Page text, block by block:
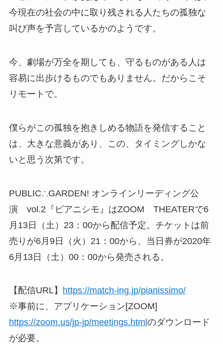
今現在の社会の中に取り残される人たちの孤独な
叫び声を予言しているかのようです。
今、劇場が万全を期しても、守るものがある人は
容易に出歩けるものでもありません。だからこそ
リモートで。
僕らがこの孤独を抱きしめる物語を発信すること
は、大きな意義があり、この、タイミングしかな
いと思う次第です。
PUBLIC∴GARDEN! オンラインリーディング公
演 vol.2『ピアニシモ』はZOOM THEATERで6
月13日（土）23：00から配信予定。チケットは前
売りが6月9日（火）21：00から、当日券が2020年
6月13日（土）00：00から発売される。
【配信URL】
https://match-ing.jp/pianissimo/
※事前に、アプリケーション[ZOOM]
https://zoom.us/jp-jp/meetings.html のダウンロード
が必要。